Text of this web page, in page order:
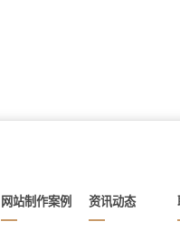
网站制作案例 资讯动态